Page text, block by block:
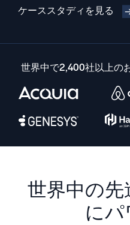
AI/ML 搭載
セキュリティ用ログ
強力なログ可視化でクラウ
ケーススタディを見る
世界中で2,400社以上の
世界中の
にパ